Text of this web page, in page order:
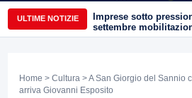
ULTIME NOTIZIE
Imprese sotto
settembre
e Avellino”
Home > Cultura > A San Giorgio del Sannio
arriva Giovanni Esposito